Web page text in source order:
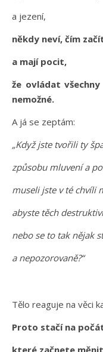
a jezení,
někdy neví, čím
a mají pocit,
že ovládat
nemožné.
A já se zeptám:
„Když jste tvořili ty
způsobu mluvení a
museli jste v té chvíli
abyste těch
nebo se to tak nějak
a nepozorovaně?“
Tělo reaguje na věci
Proto stačí na
které začnete měnit